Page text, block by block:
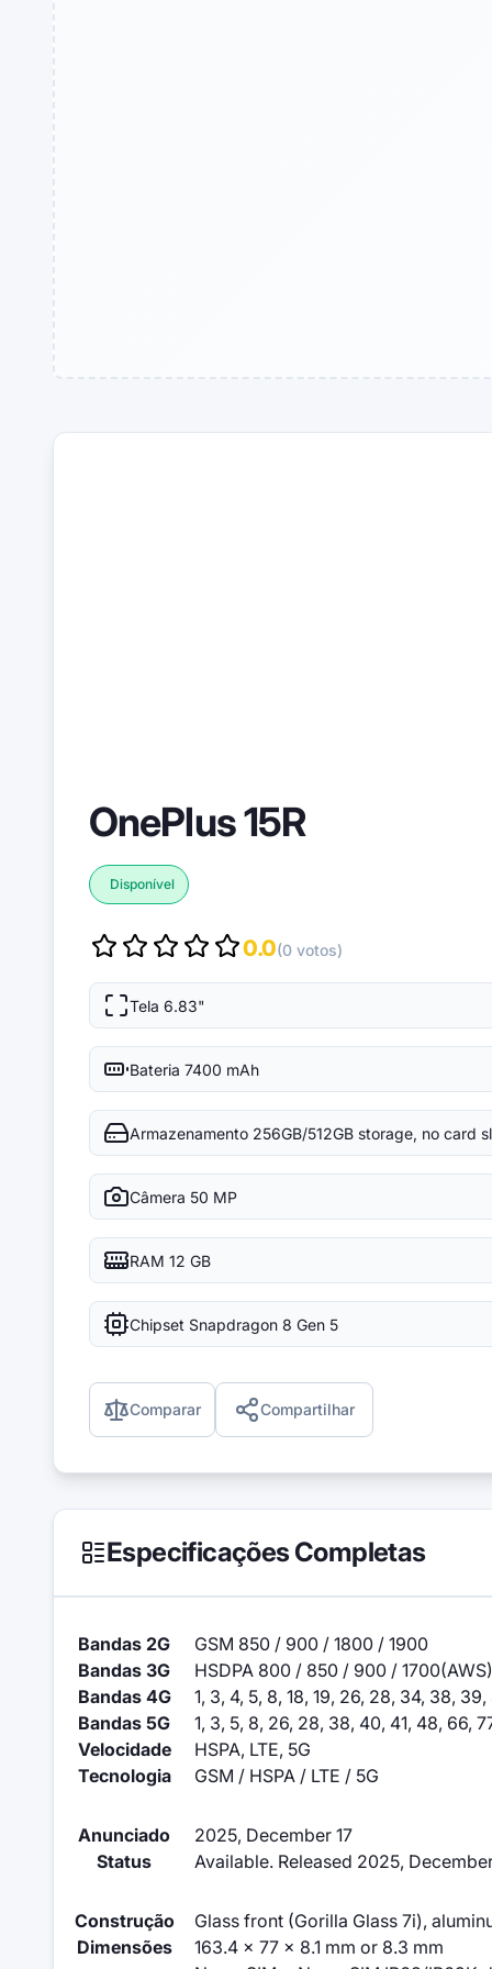
OnePlus 15R
Disponível
0.0(0 votos)
Tela 6.83"
Bateria 7400 mAh
Armazenamento 256GB/512GB storage, no card
Câmera 50 MP
RAM 12 GB
Chipset Snapdragon 8 Gen 5
Comparar Compartilhar
Especificações Completas
Bandas 2G
GSM 850 / 900 / 1800 / 1900
Bandas 3G
HSDPA 800 / 850 / 900 /
Bandas 4G
1, 3, 4, 5, 8, 18, 19, 26, 28, 34, 38,
Bandas 5G
1, 3, 5, 8, 26, 28, 38, 40, 41, 48, 66,
Velocidade
HSPA, LTE, 5G
Tecnologia
GSM / HSPA / LTE / 5G
Anunciado
2025, December 17
Status
Available. Released 2025,
Construção
Glass front (Gorilla Glass 7i),
Dimensões
163.4 x 77 x 8.1 mm or 8.3 mm